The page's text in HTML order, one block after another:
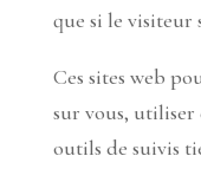
que si le visiteur
Ces sites web
sur vous, utiliser
outils de suivis